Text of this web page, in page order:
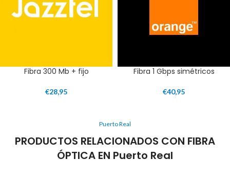
Fibra 300 Mb + fijo
€28,95
Fibra 1 Gbps simétricos
€40,95
Puerto Real
PRODUCTOS RELACIONADOS CON FIBRA
ÓPTICA EN Puerto Real